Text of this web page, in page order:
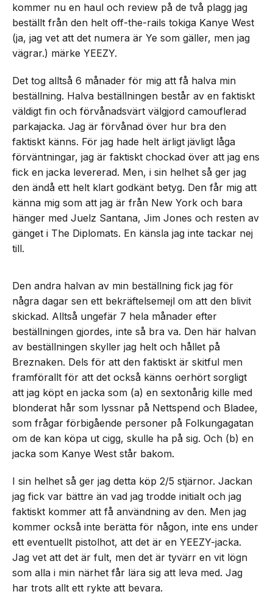
kommer nu en haul och review på de två plagg jag
beställt från den helt off-the-rails tokiga Kanye West
(ja, jag vet att det numera är Ye som gäller, men jag
vägrar.) märke YEEZY.
Det tog alltså 6 månader för mig att få halva min
beställning. Halva beställningen består av en faktiskt
väldigt fin och förvånadsvärt välgjord camouflerad
parkajacka. Jag är förvånad över hur bra den
faktiskt känns. För jag hade helt ärligt jävligt låga
förväntningar, jag är faktiskt chockad över att jag ens
fick en jacka levererad. Men, i sin helhet så ger jag
den ändå ett helt klart godkänt betyg. Den får mig att
känna mig som att jag är från New York och bara
hänger med Juelz Santana, Jim Jones och resten av
gänget i The Diplomats. En känsla jag inte tackar nej
till.
Den andra halvan av min beställning fick jag för
några dagar sen ett bekräftelsemejl om att den blivit
skickad. Alltså ungefär 7 hela månader efter
beställningen gjordes, inte så bra va. Den här halvan
av beställningen skyller jag helt och hållet på
Breznaken. Dels för att den faktiskt är skitful men
framförallt för att det också känns oerhört sorgligt
att jag köpt en jacka som (a) en sextonårig kille med
blonderat hår som lyssnar på Nettspend och Bladee,
som frågar förbigående personer på Folkungagatan
om de kan köpa ut cigg, skulle ha på sig. Och (b) en
jacka som Kanye West står bakom.
I sin helhet så ger jag detta köp 2/5 stjärnor. Jackan
jag fick var bättre än vad jag trodde initialt och jag
faktiskt kommer att få användning av den. Men jag
kommer också inte berätta för någon, inte ens under
ett eventuellt pistolhot, att det är en YEEZY-jacka.
Jag vet att det är fult, men det är tyvärr en vit lögn
som alla i min närhet får lära sig att leva med. Jag
har trots allt ett rykte att bevara.